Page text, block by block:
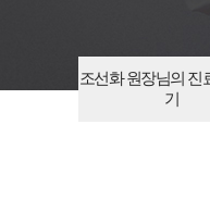
조선화 원장님의 진
기